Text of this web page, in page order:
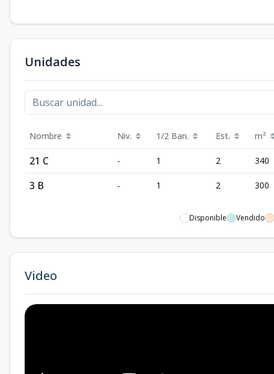
Unidades
Nombre Niv. 1/2 Ban. Est. m²
21 C - 1 2 340
3 B - 1 2 300
Disponible Vendido
Video